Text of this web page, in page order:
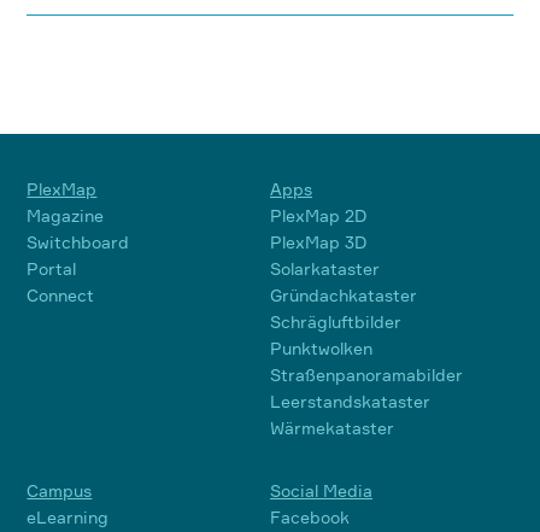
PlexMap
Magazine
Switchboard
Portal
Connect
Apps
PlexMap 2D
PlexMap 3D
Solarkataster
Gründachkataster
Schrägluftbilder
Punktwolken
Straßenpanoramabilder
Leerstandskataster
Wärmekataster
Campus
eLearning
Social Media
Facebook